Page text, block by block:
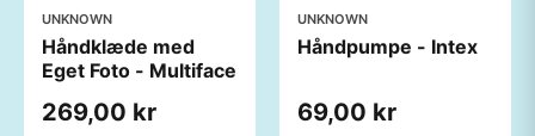
UNKNOWN
Håndklæde med
Eget Foto - Multiface
269,00 kr
UNKNOWN
Håndpumpe - Intex
69,00 kr